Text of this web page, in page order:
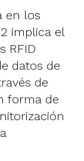
en los
implica el
RFID
datos de
de
forma de